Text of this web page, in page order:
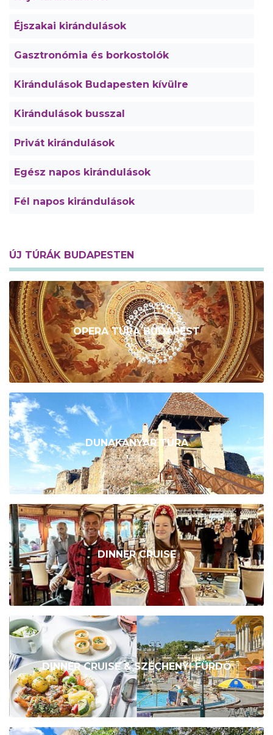
Éjszakai kirándulások
Gasztronómia és borkostolók
Kirándulások Budapesten kívülre
Kirándulások busszal
Privát kirándulások
Egész napos kirándulások
Fél napos kirándulások
ÚJ TÚRÁK BUDAPESTEN
OPERA TÚRA BUDAPEST
DUNAKANYAR TÚRA
DINNER CRUISE
DINNER CRUISE & SZÉCHENYI FÜRDŐ